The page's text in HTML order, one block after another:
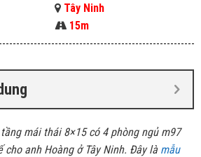
Tây Ninh
15m
mái thái 8×15 có 4 phòng ngủ m97
anh Hoàng ở Tây Ninh. Đây là mẫu